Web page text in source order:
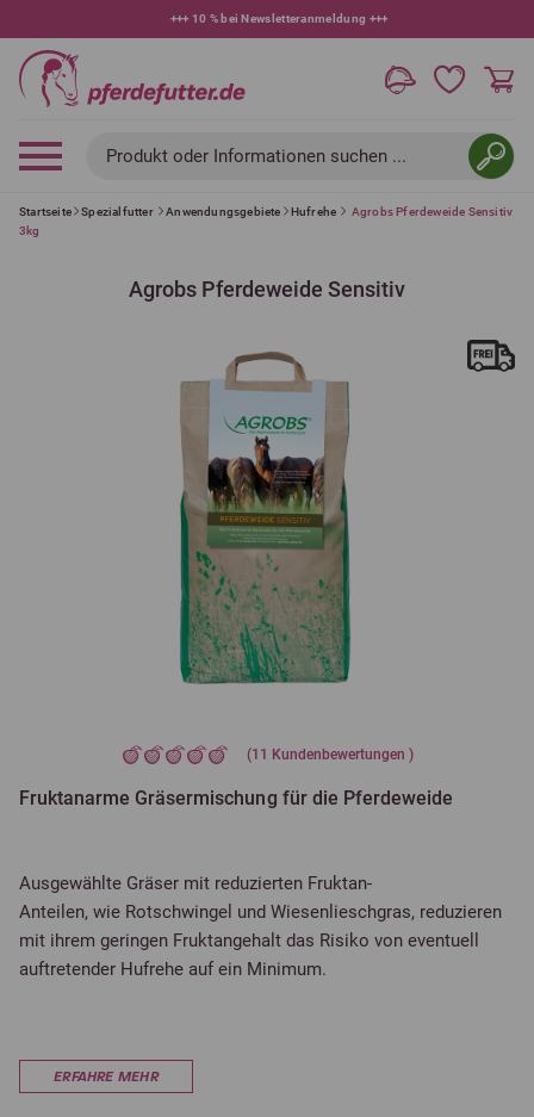
+++10 % bei Newsletteranmeldung+++
Produkt oder Informationen suchen ...
Startseite Spezialfutter Anwendungsgebiete Hufrehe
Agrobs Pferdeweide Sensitiv
3kg
Agrobs Pferdeweide Sensitiv
(11 Kundenbewertungen )
Fruktanarme Gräsermischung für die Pferdeweide
Ausgewählte Gräser mit reduzierten Fruktan-
Anteilen, wie Rotschwingel und Wiesenlieschgras, reduzieren
mit ihrem geringen Fruktangehalt das Risiko von eventuell
auftretender Hufrehe auf ein Minimum.
ERFAHRE MEHR